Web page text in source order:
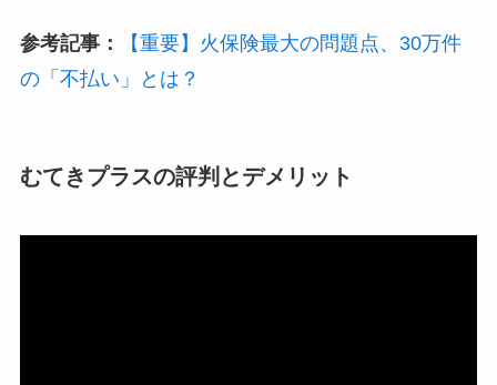
参考記事：
【重要】火保険最大の問題点、30万件
の「不払い」とは？
むてきプラスの評判とデメリット